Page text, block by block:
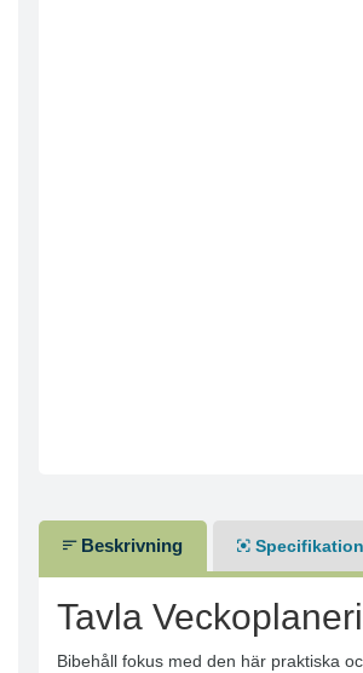
Beskrivning
Tavla
Bibehåll fokus med den här praktiska